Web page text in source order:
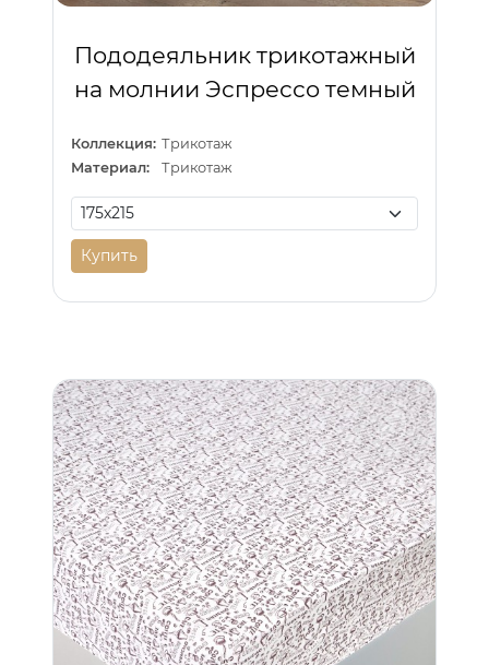
Пододеяльник трикотажный
на молнии Эспрессо темный
Коллекция: Трикотаж
Материал:
Трикотаж
Купить